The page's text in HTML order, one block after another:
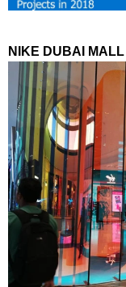
NIKE DUBAI MALL